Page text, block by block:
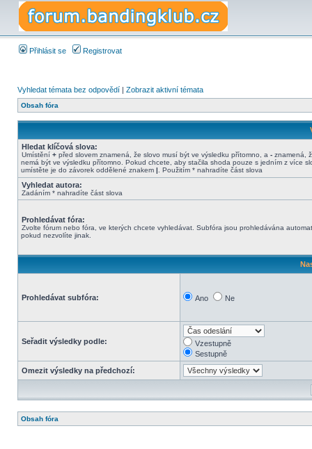
Přihlásit se Registrovat
Vyhledat témata bez odpovědí | Zobrazit aktivní témata
Obsah fóra
Hledat klíčová slova:
Umístění + před slovem znamená, že slovo musí být ve výsledku přítomno, a - znamená,
nemá být ve výsledku přítomno. Pokud chcete, aby stačila shoda pouze s jedním z více
umístěte je do závorek oddělené znakem | . Použitím * nahradíte část slova
Vyhledat autora:
Zadáním * nahradíte část slova
Prohledávat fóra:
Zvolte fórum nebo fóra, ve kterých chcete vyhledávat. Subfóra jsou prohledávána
pokud nezvolíte jinak.
Prohledávat subfóra: Ano Ne
Seřadit výsledky podle:
Vzestupně
Sestupně
Omezit výsledky na předchozí:
Obsah fóra